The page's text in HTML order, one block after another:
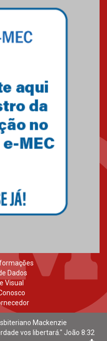
do Mackenzie é
Prêmio Jabuti com
ética e arquitetura
Internacional
promove parcerias
Dados
Visual
Mackenzie
vos libertará." João 8:32